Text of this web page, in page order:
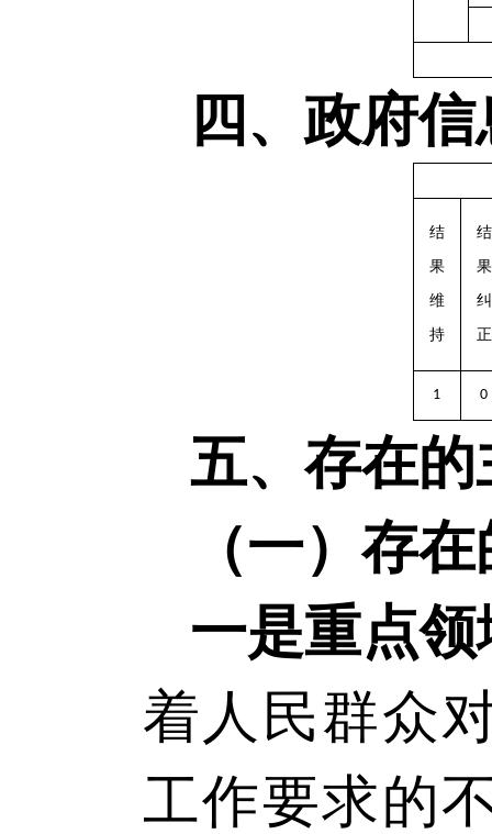
四、政府
结
果
维
持
结
果
纠
正
1 0
五、存在
（一）存
一是重点
着人民群众
工作要求的